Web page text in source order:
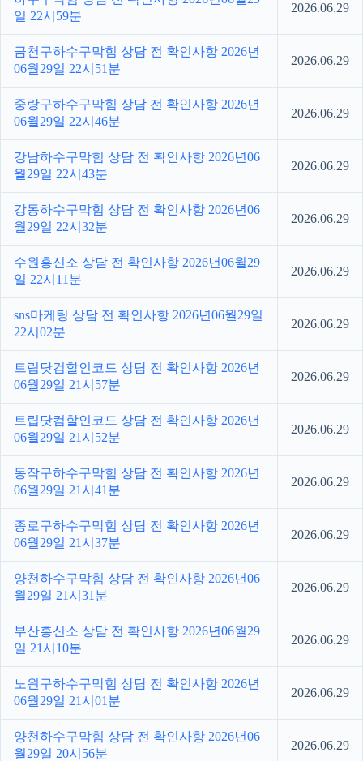
일 22시59분
2026.06.29
금천구하수구막힘 상담 전 확인사항 2026년
06월29일 22시51분
2026.06.29
중랑구하수구막힘 상담 전 확인사항 2026년
06월29일 22시46분
2026.06.29
강남하수구막힘 상담 전 확인사항 2026년06
월29일 22시43분
2026.06.29
강동하수구막힘 상담 전 확인사항 2026년06
월29일 22시32분
2026.06.29
수원흥신소 상담 전 확인사항 2026년06월29
일 22시11분
2026.06.29
sns마케팅 상담 전 확인사항 2026년06월29일
22시02분
2026.06.29
트립닷컴할인코드 상담 전 확인사항 2026년
06월29일 21시57분
2026.06.29
트립닷컴할인코드 상담 전 확인사항 2026년
06월29일 21시52분
2026.06.29
동작구하수구막힘 상담 전 확인사항 2026년
06월29일 21시41분
2026.06.29
종로구하수구막힘 상담 전 확인사항 2026년
06월29일 21시37분
2026.06.29
양천하수구막힘 상담 전 확인사항 2026년06
월29일 21시31분
2026.06.29
부산흥신소 상담 전 확인사항 2026년06월29
일 21시10분
2026.06.29
노원구하수구막힘 상담 전 확인사항 2026년
06월29일 21시01분
2026.06.29
양천하수구막힘 상담 전 확인사항 2026년06
월29일 20시56분
2026.06.29